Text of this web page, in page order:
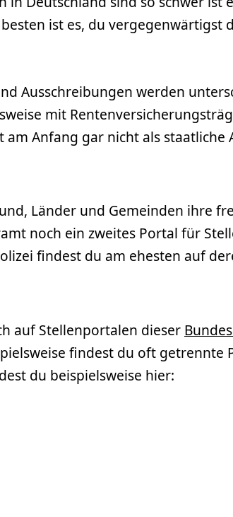
ist es, du vergegenwärtigst
Ausschreibungen werden
mit
Anfang gar nicht als
Länder und Gemeinden ihre
noch ein zweites Portal für
findest du am ehesten auf
auf Stellenportalen dieser
findest du oft getrennte
du beispielsweise hier: